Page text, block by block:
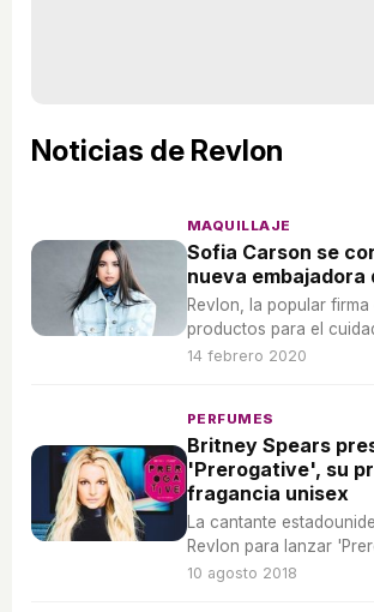
Noticias de Revlon
MAQUILLAJE
Sofia Carson se
nueva embajadora
Revlon, la popular
productos para el
sorprende esta vez con
14 febrero 2020
PERFUMES
Britney Spears
'Prerogative', su
fragancia unisex
La cantante
Revlon para lanzar
primer perfume dirigido
10 agosto 2018